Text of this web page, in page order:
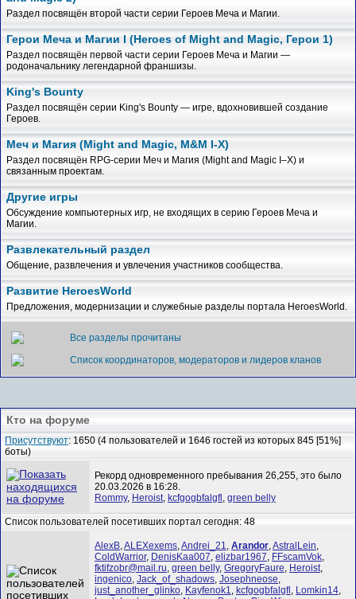
Раздел посвящён второй части серии Героев Меча и Магии.
Герои Меча и Магии I (Heroes of Might and Magic, Герои 1)
Раздел посвящён первой части серии Героев Меча и Магии —
родоначальнику легендарной франшизы.
King's Bounty
Раздел посвящён серии King's Bounty — игре, вдохновившей создание
Героев.
Меч и Магия (Might and Magic, M&M I-X)
Раздел посвящён RPG-серии Меч и Магия (Might and Magic I–X) и
связанным проектам.
Другие игры
Обсуждение компьютерных игр, не входящих в серию Героев Меча и
Магии.
Развлекательный раздел
Общение, развлечения и увлечения участников сообщества.
Развитие HeroesWorld
Предложения, модернизации и служебные разделы портала HeroesWorld.
Все разделы прочитаны
Список координаторов, модераторов и лидеров кланов
Кто на форуме
Присутствуют: 1650 (4 пользователей и 1646 гостей из которых 845 [51%]
боты)
Рекорд одновременного пребывания 26,255, это было
20.03.2026 в 16:28.
Rommy, Heroist, kcfgogbfalgfl , green belly
Список пользователей посетивших портал сегодня: 48
AlexB,ALEXexems,Andrei_21, Arandor,AstralLein,
ColdWarrior, DenisKaa007, elizbar1967, FFscamVok,
fktifzobr@mail.ru, green belly, GregoryFaure, Heroist,
ingenico, Jack_of_shadows, Josephneose,
just_another_glinko, Kayfenok1, kcfgogbfalgfl , Lomkin14,